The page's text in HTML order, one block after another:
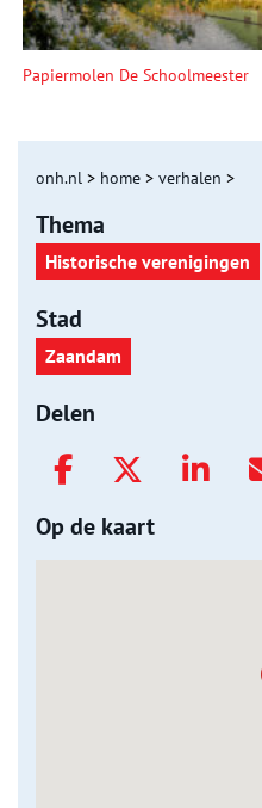
Papiermolen De Schoolmeester
onh.nl > home > verhalen >
Thema
Historische verenigingen
Stad
Zaandam
Delen
Op de kaart